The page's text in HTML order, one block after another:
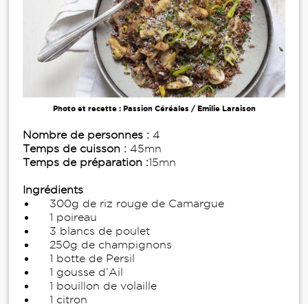
Photo et recette : Passion Céréales / Emilie Laraison
Nombre de personnes : 4
Temps de cuisson : 45mn
Temps de préparation :15mn
Ingrédients
300g de riz rouge de Camargue
1 poireau
3 blancs de poulet
250g de champignons
1 botte de Persil
1 gousse d’Ail
1 bouillon de volaille
1 citron